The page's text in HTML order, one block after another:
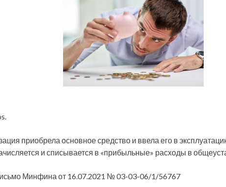
приобрела основное средство и ввела его в
и списывается в «прибыльные» расходы в
Минфина от 16.07.2021 № 03-03-06/1/56767